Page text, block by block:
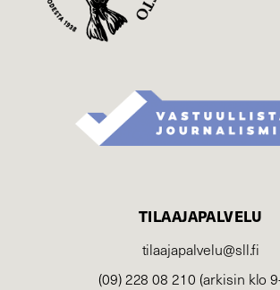
TILAAJAPALVELU
tilaajapalvelu@sll.fi
(09) 228 08 210 (arkisin klo